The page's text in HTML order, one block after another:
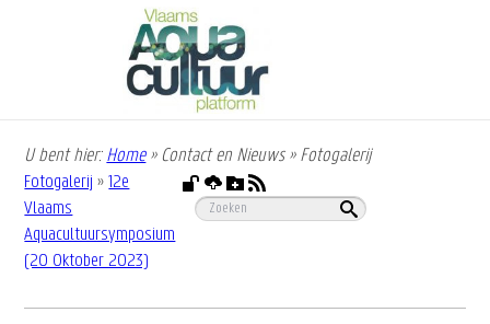
gaan
Kruimelpad
U bent hier: Home » Contact en Nieuws » Fotogalerij
Fotogalerij »12e
Vlaams
Aquacultuursymposium
(20 Oktober 2023)